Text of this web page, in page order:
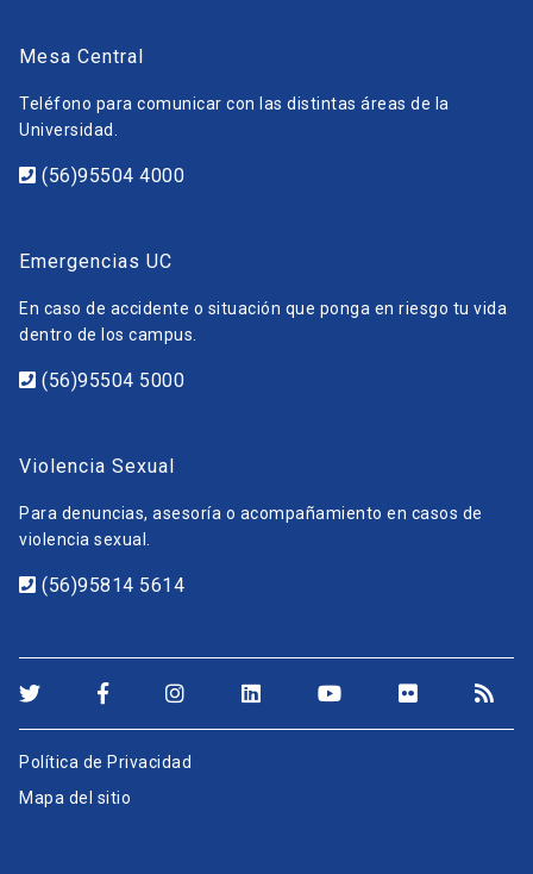
Mesa Central
Teléfono para comunicar con las distintas áreas de la
Universidad.
(56)95504 4000
Emergencias UC
En caso de accidente o situación que ponga en riesgo tu vida
dentro de los campus.
(56)95504 5000
Violencia Sexual
Para denuncias, asesoría o acompañamiento en casos de
violencia sexual.
(56)95814 5614
Política de Privacidad
Mapa del sitio